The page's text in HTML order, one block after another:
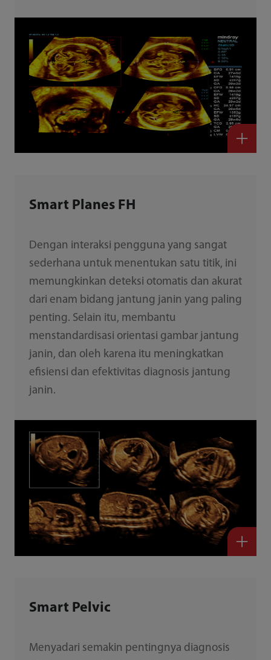
Smart Planes FH
Dengan interaksi pengguna yang sangat
sederhana untuk menentukan satu titik, ini
memungkinkan deteksi otomatis dan akurat
dari enam bidang jantung janin yang paling
penting. Selain itu, membantu
menstandardisasi orientasi gambar jantung
janin, dan oleh karena itu meningkatkan
efisiensi dan efektivitas diagnosis jantung
janin.
Smart Pelvic
Menyadari semakin pentingnya diagnosis